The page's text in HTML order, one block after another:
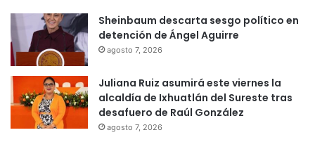
Sheinbaum descarta sesgo político en
detención de Ángel Aguirre
agosto 7, 2026
Juliana Ruiz asumirá este viernes la
alcaldía de Ixhuatlán del Sureste tras
desafuero de Raúl González
agosto 7, 2026